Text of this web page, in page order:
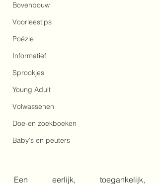
Bovenbouw
Voorleestips
Poëzie
Informatief
Sprookjes
Young Adult
Volwassenen
Doe-en zoekboeken
Baby's en peuters
Een eerlijk, toegankelijk,